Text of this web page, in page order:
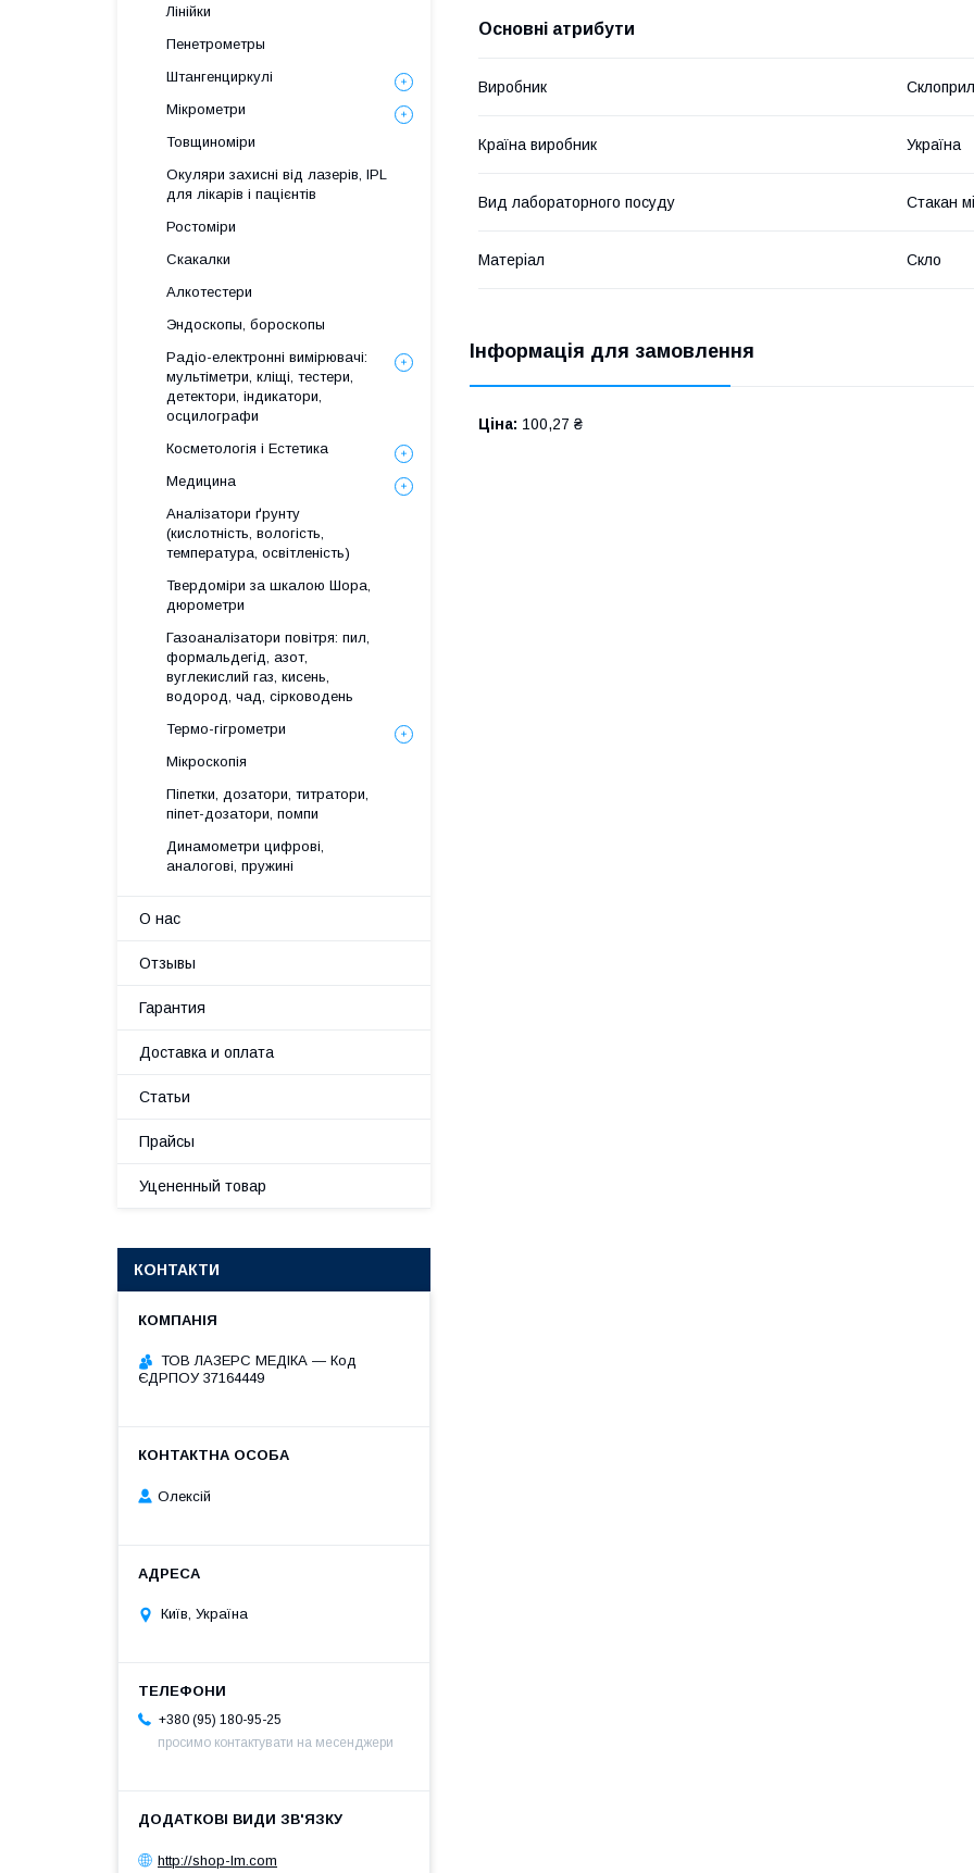
Основні атрибути
Виробник
Країна виробник Україна
Вид лабораторного посуду Стакан
Матеріал Скло
Інформація для замовлення
Ціна: 100,27 ₴
Лінійки
Пенетрометры
Штангенциркулі
Мікрометри
Товщиноміри
Окуляри захисні від лазерів, IPL
для лікарів і пацієнтів
Ростоміри
Скакалки
Алкотестери
Эндоскопы, бороскопы
Радіо-електронні вимірювачі:
мультіметри, кліщі, тестери,
детектори, індикатори,
осцилографи
Косметологія і Естетика
Медицина
Аналізатори ґрунту
(кислотність, вологість,
температура, освітленість)
Твердоміри за шкалою Шора,
дюрометри
Газоаналізатори повітря: пил,
формальдегід, азот,
вуглекислий газ, кисень,
водород, чад, сірководень
Термо-гігрометри
Мікроскопія
Піпетки, дозатори, титратори,
піпет-дозатори, помпи
Динамометри цифрові,
аналогові, пружині
О нас
Отзывы
Гарантия
Доставка и оплата
Статьи
Прайсы
Уцененный товар
КОНТАКТИ
ТОВ ЛАЗЕРС МЕДІКА — Код
ЄДРПОУ 37164449
Олексій
Київ, Україна
+380 (95) 180-95-25
просимо контактувати на месенджери
http://shop-lm.com